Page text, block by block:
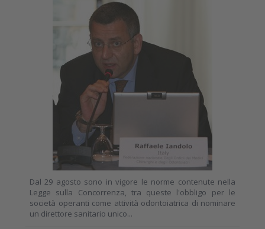
Dal 29 agosto sono in vigore le norme contenute nella
Legge sulla Concorrenza, tra queste l'obbligo per le
società operanti come attività odontoiatrica di nominare
un direttore sanitario unico...